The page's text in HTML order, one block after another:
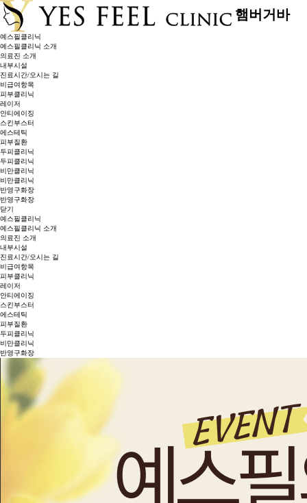
햄버거바
예스필클리닉
예스필클리닉 소개
의료진 소개
내부시설
진료시간/오시는 길
비급여항목
피부클리닉
레이저
안티에이징
스킨부스터
에스테틱
피부질환
두피클리닉
두피클리닉
비만클리닉
비만클리닉
반영구화장
반영구화장
닫기
예스필클리닉
예스필클리닉 소개
의료진 소개
내부시설
진료시간/오시는 길
비급여항목
피부클리닉
레이저
안티에이징
스킨부스터
에스테틱
피부질환
두피클리닉
비만클리닉
반영구화장